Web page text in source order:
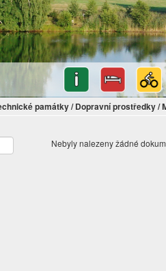
památky/ Dopravní prostředky/
Nebyly nalezeny žádné